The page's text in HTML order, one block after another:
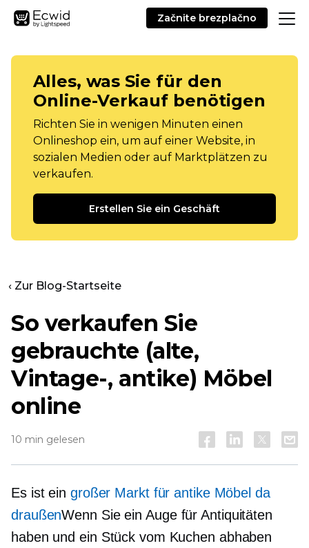
Začnite brezplačno
Alles, was Sie für den
Online-Verkauf benötigen
Richten Sie in wenigen Minuten einen
Onlineshop ein, um auf einer Website, in
sozialen Medien oder auf Marktplätzen zu
verkaufen.
Erstellen Sie ein Geschäft
‹ Zur Blog-Startseite
So verkaufen Sie
gebrauchte (alte,
Vintage-, antike) Möbel
online
10 min gelesen
Es ist ein großer Markt für antike Möbel da
draußenWenn Sie ein Auge für Antiquitäten
haben und ein Stück vom Kuchen abhaben